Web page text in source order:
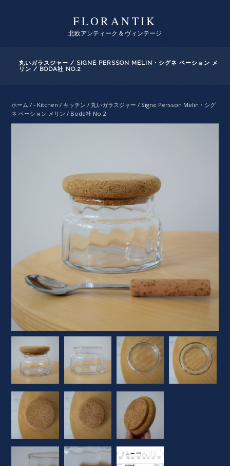
FLORANTIK
北欧アンティーク & ヴィンテージ
丸いガラスジャー / SIGNE PERSSON MELIN・シグネ ペーション メ
リン / BODA社 NO.2
ホーム /- Kitchen / キッチン / 丸いガラスジャー / Signe Persson Melin・シグ
ネ ペーション メリン / Boda社 No.2